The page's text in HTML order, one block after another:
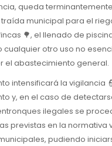
queda
municipal para el
🌳, el llenado de
cualquier otro uso no
el abastecimiento general.
intensificará la vigilancia
y, en el caso de
ilegales se
previstas en la normativa
pudiendo